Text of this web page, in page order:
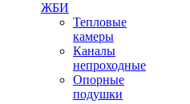
ЖБИ
Тепловые
камеры
Каналы
непроходные
Опорные
подушки